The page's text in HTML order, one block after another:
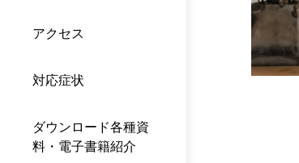
アクセス
対応症状
ダウンロード各種資
料・電子書籍紹介